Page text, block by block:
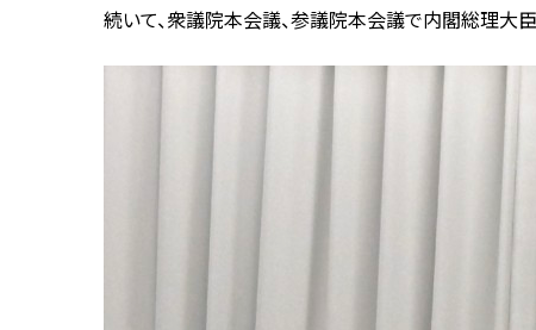
続いて、衆議院本会議、参議院本会議で内閣総理大